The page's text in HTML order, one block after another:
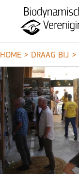
HOME > DRAAG BIJ >